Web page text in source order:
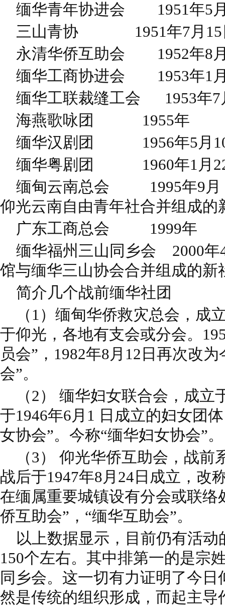
缅华青年协进会 1951年5
三山青协 1951年7月15
永清华侨互助会 1952年8
缅华工商协进会 1953年1
缅华工联裁缝工会 1953年7
海燕歌咏团 1955年
缅华汉剧团 1956年5月
缅华粤剧团 1960年1月
缅甸云南总会 1995年9月
仰光云南自由青年社合并组成的
广东工商总会 1999
缅华福州三山同乡会
馆与缅华三山协会合并组成的新
简介几个战前缅华社团
（1）缅甸华侨救灾总会，成
于仰光， 各地有支会或分会。
员会”，1982年8月 12日再次改
会”。
（2） 缅华妇女联合会，成立
于1946年6月1 日成立的妇女团
女协会”。今称“缅华妇女协会”。
（3） 仰光华侨互助会，战前
战后于1947年8月24日成立，改
在缅属重要城镇设有分会或联络
侨互助会”，“缅华互助会”。
以上数据显示，目前仍有活动
150个左右。其中排第一的是宗
同乡会。这一切有力证明了今
然是传统的组织形成，而起主导